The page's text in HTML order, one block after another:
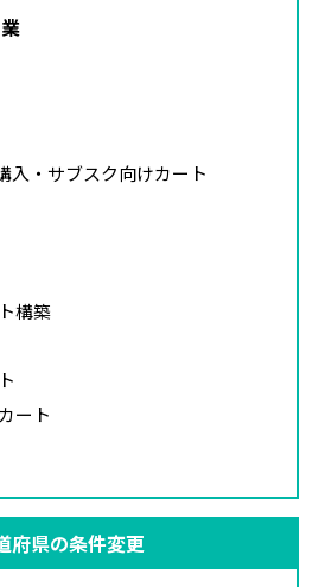
入・サブスク向けカート
構築
ート
府県の条件変更